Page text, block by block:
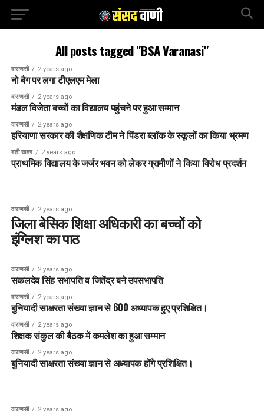
All posts tagged "BSA Varanasi"
वाराणसी 2 years ago
नो बैग पर लगा टीएलएम मेला
वाराणसी 2 years ago
मंडल विजेता बच्चों का विद्यालय पहुंचने पर हुआ सम्मान
वाराणसी 2 years ago
हरियाणा सरकार की शैक्षणिक टीम ने पिंडरा ब्लॉक के स्कूलों का किया भ्रमण
बड़ी खबर 2 years ago
प्राथमिक विद्यालय के जर्जर भवन को लेकर ग्रामीणों ने किया विरोध प्रदर्शन
वाराणसी 2 years ago
जिला बेसिक शिक्षा अधिकारी का बच्चों को
इंग्लिश का पाठ
वाराणसी 2 years ago
सकलदेव सिंह सभापति व जितेंद्र बने उपसभापति
वाराणसी 2 years ago
बुनियादी साक्षरता संख्या ज्ञान से 600 अध्यापक हुए प्रशिक्षित।
वाराणसी 2 years ago
शिक्षक संकुल की बैठक में कमलेश का हुआ सम्मान
वाराणसी 2 years ago
बुनियादी साक्षरता संख्या ज्ञान से अध्यापक होंगे प्रशिक्षित।